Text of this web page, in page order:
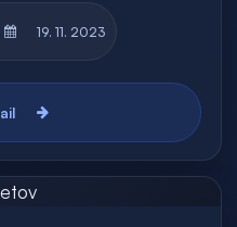
19. 11. 2023